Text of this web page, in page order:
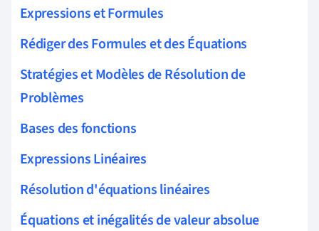
Expressions et Formules
Rédiger des Formules et des Équations
Stratégies et Modèles de Résolution de
Problèmes
Bases des fonctions
Expressions Linéaires
Résolution d'équations linéaires
Équations et inégalités de valeur absolue